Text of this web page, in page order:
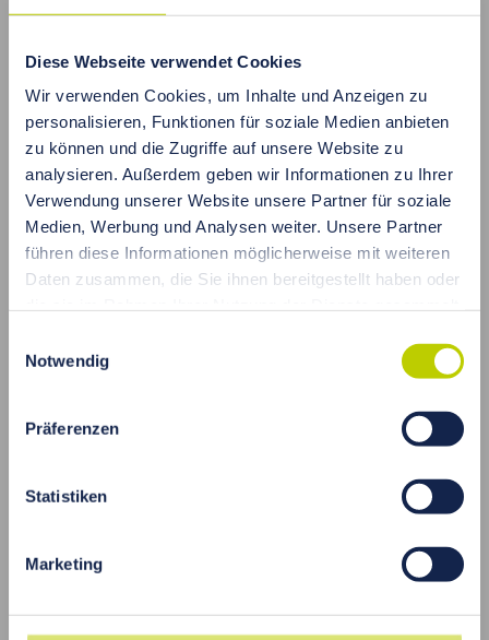
Diese Webseite verwendet Cookies
Wir verwenden Cookies, um Inhalte und Anzeigen zu
personalisieren, Funktionen für soziale Medien anbieten
zu können und die Zugriffe auf unsere Website zu
analysieren. Außerdem geben wir Informationen zu Ihrer
Verwendung unserer Website unsere Partner für soziale
Medien, Werbung und Analysen weiter. Unsere Partner
führen diese Informationen möglicherweise mit weiteren
Daten zusammen, die Sie ihnen bereitgestellt haben oder
Notwendig
Präferenzen
Statistiken
Marketing
Herz-Kreislauf-Probleme,
verursachen. Daher ist es wichtig, den Gehalt
an Schwermetallen im Körper zu überwachen
und Maßnahmen zu ergreifen, um sie zu
entfernen, wenn sie in übermäßigen Mengen